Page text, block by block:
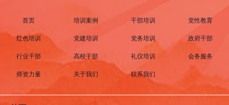
首页 培训案例 干部培训 党性教育
红色培训 党建培训 党务培训 政府干部
行业干部 高校干部 礼仪培训 会务服务
师资力量 关于我们 联系我们